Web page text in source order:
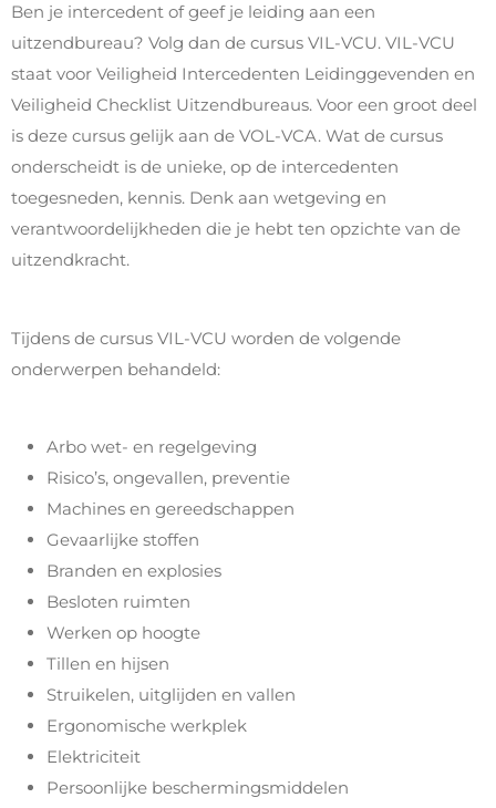
Ben je intercedent of geef je leiding aan een
uitzendbureau? Volg dan de cursus VIL-VCU. VIL-VCU
staat voor Veiligheid Intercedenten Leidinggevenden en
Veiligheid Checklist Uitzendbureaus. Voor een groot deel
is deze cursus gelijk aan de VOL-VCA. Wat de cursus
onderscheidt is de unieke, op de intercedenten
toegesneden, kennis. Denk aan wetgeving en
verantwoordelijkheden die je hebt ten opzichte van de
uitzendkracht.
Tijdens de cursus VIL-VCU worden de volgende
onderwerpen behandeld:
Arbo wet- en regelgeving
Risico’s, ongevallen, preventie
Machines en gereedschappen
Gevaarlijke stoffen
Branden en explosies
Besloten ruimten
Werken op hoogte
Tillen en hijsen
Struikelen, uitglijden en vallen
Ergonomische werkplek
Elektriciteit
Persoonlijke beschermingsmiddelen